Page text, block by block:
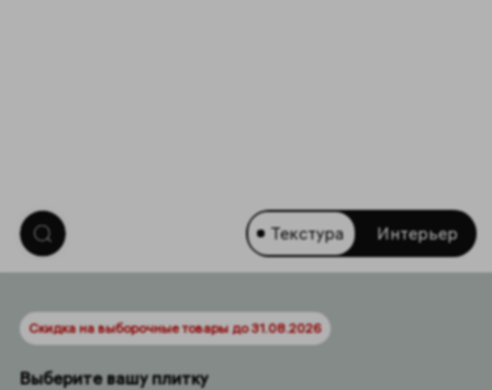
Текстура Интерьер
Скидка на выборочные товары до 31.08.2026
Выберите вашу плитку